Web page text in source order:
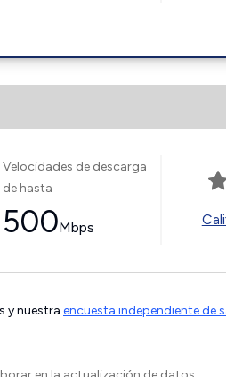
Velocidades de descarga
de hasta
500Mbps
y nuestra encuesta independiente de